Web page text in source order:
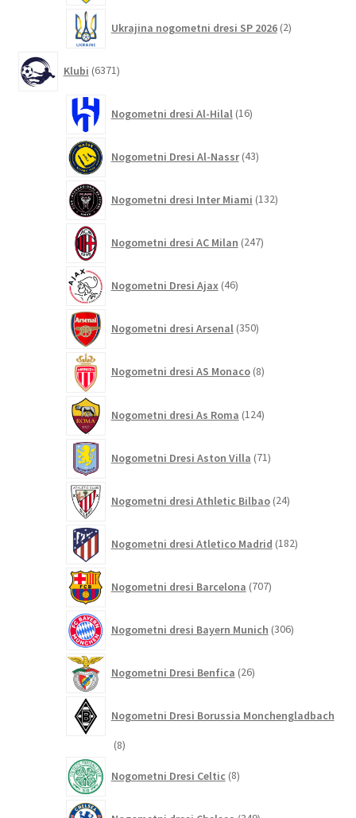
Ukrajina nogometni dresi SP 2026 2izdelka
Klubi 6371izdelkov
Nogometni dresi Al-Hilal 16izdelkov
Nogometni Dresi Al-Nassr 43izdelkov
Nogometni dresi Inter Miami 132izdelkov
Nogometni dresi AC Milan 247izdelkov
Nogometni Dresi Ajax 46izdelkov
Nogometni dresi Arsenal 350izdelkov
Nogometni dresi AS Monaco 8izdelkov
Nogometni dresi As Roma 124izdelkov
Nogometni Dresi Aston Villa 71izdelkov
Nogometni dresi Athletic Bilbao 24izdelkov
Nogometni dresi Atletico Madrid 182izdelkov
Nogometni dresi Barcelona 707izdelkov
Nogometni dresi Bayern Munich 306izdelkov
Nogometni Dresi Benfica 26izdelkov
Nogometni Dresi Borussia Monchengladbach
88
Nogometni Dresi Celtic 8izdelkov